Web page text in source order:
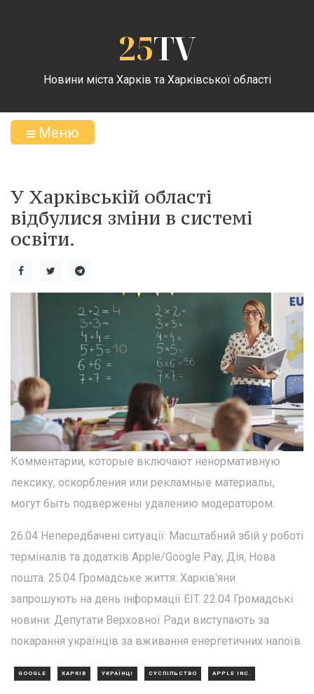
25TV
Новини міста Харків та Харківської області
Меню
У Харківській області
відбулися зміни в системі
освіти.
Комментарии, которые включают ненормативную
лексику, оскорбления или рекламные материалы,
могут быть подвержены удалению модератором.
26.04 Непередбачені ситуації: Масштабний збій у роботі
терміналів та додатків Apple/Google Pay, Дія, Нова
пошта. 25.04 Громадське життя: Харків'яни
запрошують на день інформації EIT. 22.04 Громадські
новини: Депутати Верховної Ради виступають за
покарання українців за вживання енергетичних напоїв.
GOOGLE ХАРКІВ УКРАЇНЦІ СУСПІЛЬСТВО APPLE INC.